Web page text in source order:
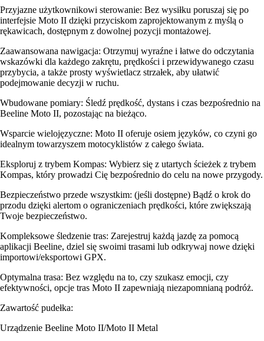
Przyjazne użytkownikowi sterowanie: Bez wysiłku poruszaj się po
interfejsie Moto II dzięki przyciskom zaprojektowanym z myślą o
rękawicach, dostępnym z dowolnej pozycji montażowej.
Zaawansowana nawigacja: Otrzymuj wyraźne i łatwe do odczytania
wskazówki dla każdego zakrętu, prędkości i przewidywanego czasu
przybycia, a także prosty wyświetlacz strzałek, aby ułatwić
podejmowanie decyzji w ruchu.
Wbudowane pomiary: Śledź prędkość, dystans i czas bezpośrednio na
Beeline Moto II, pozostając na bieżąco.
Wsparcie wielojęzyczne: Moto II oferuje osiem języków, co czyni go
idealnym towarzyszem motocyklistów z całego świata.
Eksploruj z trybem Kompas: Wybierz się z utartych ścieżek z trybem
Kompas, który prowadzi Cię bezpośrednio do celu na nowe przygody.
Bezpieczeństwo przede wszystkim: (jeśli dostępne) Bądź o krok do
przodu dzięki alertom o ograniczeniach prędkości, które zwiększają
Twoje bezpieczeństwo.
Kompleksowe śledzenie tras: Zarejestruj każdą jazdę za pomocą
aplikacji Beeline, dziel się swoimi trasami lub odkrywaj nowe dzięki
importowi/eksportowi GPX.
Optymalna trasa: Bez względu na to, czy szukasz emocji, czy
efektywności, opcje tras Moto II zapewniają niezapomnianą podróż.
Zawartość pudełka:
Urządzenie Beeline Moto II/Moto II Metal